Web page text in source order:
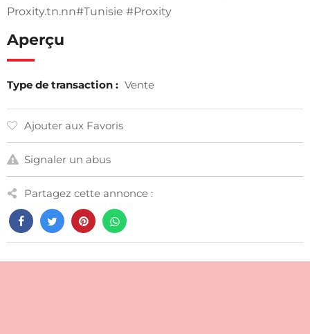
Proxity.tn.nn#Tunisie #Proxity
Aperçu
Type de transaction : Vente
Ajouter aux Favoris
Signaler un abus
Partagez cette annonce :